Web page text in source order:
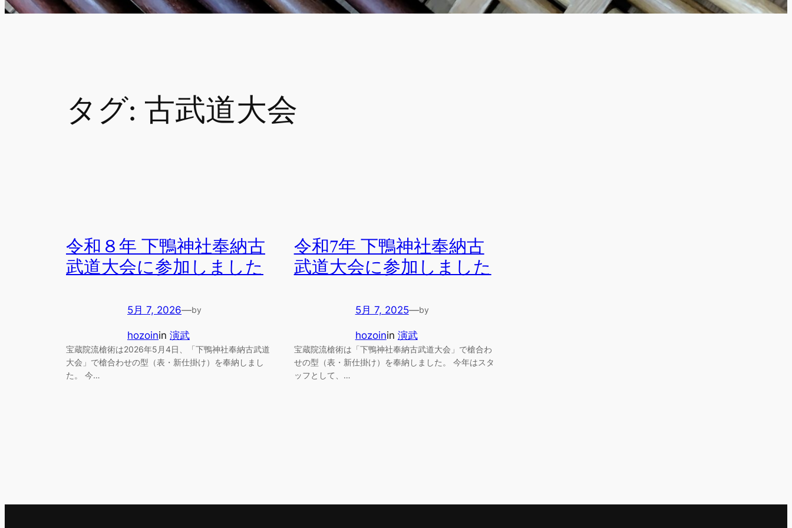
タグ: 古武道大会
令和８年 下鴨神社奉納古
武道大会に参加しました
5月 7, 2026—by
hozoinin 演武
宝蔵院流槍術は2026年5月4日、「下鴨神社奉納古武道
大会」で槍合わせの型（表・新仕掛け）を奉納しまし
た。 今…
令和7年 下鴨神社奉納古
武道大会に参加しました
5月 7, 2025—by
hozoinin 演武
宝蔵院流槍術は「下鴨神社奉納古武道大会」で槍合わ
せの型（表・新仕掛け）を奉納しました。 今年はスタ
ッフとして、…